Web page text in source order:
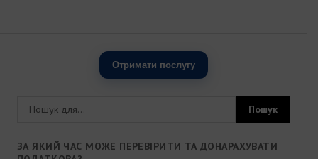
Отримати послугу
ЗА ЯКИЙ ЧАС МОЖЕ ПЕРЕВІРИТИ ТА ДОНАРАХУВАТИ